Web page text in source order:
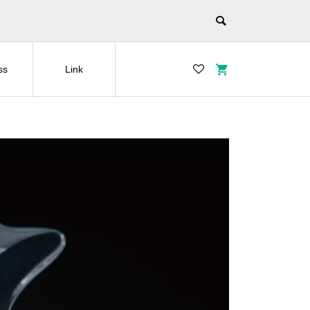
Link